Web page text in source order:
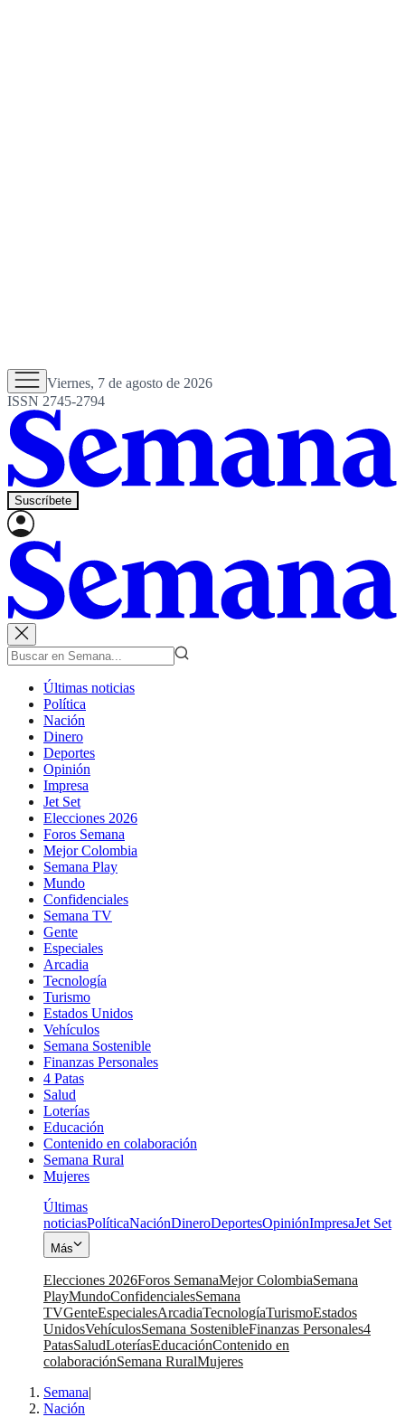
Viernes, 7 de agosto de 2026
ISSN 2745-2794
Suscríbete
Últimas noticias
Política
Nación
Dinero
Deportes
Opinión
Impresa
Jet Set
Elecciones 2026
Foros Semana
Mejor Colombia
Semana Play
Mundo
Confidenciales
Semana TV
Gente
Especiales
Arcadia
Tecnología
Turismo
Estados Unidos
Vehículos
Semana Sostenible
Finanzas Personales
4 Patas
Salud
Loterías
Educación
Contenido en colaboración
Semana Rural
Mujeres
Últimas
noticiasPolíticaNaciónDineroDeportesOpiniónImpresaJet Set
Más
Elecciones 2026Foros SemanaMejor ColombiaSemana
PlayMundoConfidencialesSemana
TVGenteEspecialesArcadiaTecnologíaTurismoEstados
UnidosVehículosSemana SostenibleFinanzas Personales4
PatasSaludLoteríasEducaciónContenido en
colaboraciónSemana RuralMujeres
Semana|
Nación